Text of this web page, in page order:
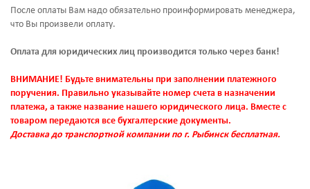
После оплаты Вам надо обязательно проинформировать менеджера,
что Вы произвели оплату.
Оплата для юридических лиц производится только через банк!
ВНИМАНИЕ! Будьте внимательны при заполнении платежного
поручения. Правильно указывайте номер счета в назначении
платежа, а также название нашего юридического лица. Вместе с
товаром передаются все бухгалтерские документы.
Доставка до транспортной компании по г. Рыбинск бесплатная.